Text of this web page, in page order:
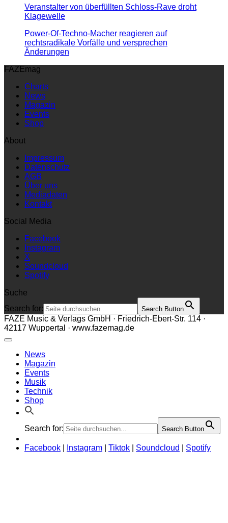
Veranstalter von überfüllten Schloss-Rave droht
Klagewelle
Power-Of-Techno-Macher reagieren auf
rechtsradikale Vorfälle und versprechen
Änderungen
FAZEmag
Charts
News
Magazin
Events
Shop
About
Impressum
Datenschutz
AGB
Über uns
Mediadaten
Kontakt
Social Media
Facebook
Instagram
X
Soundcloud
Spotify
Suche
Search for:
Search Button
FAZE Music & Verlags GmbH · Friedrich-Ebert-Str. 114 ·
42117 Wuppertal · www.fazemag.de
News
Magazin
Events
Musik
Technik
Shop
Search for: Search Button
Facebook Instagram Tiktok Soundcloud Spotify